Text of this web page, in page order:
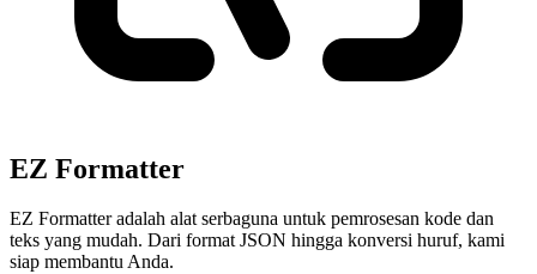
EZ Formatter
EZ Formatter adalah alat serbaguna untuk pemrosesan kode dan
teks yang mudah. Dari format JSON hingga konversi huruf, kami
siap membantu Anda.